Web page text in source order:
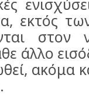
εκτός
στον
άλλο
ακόμα